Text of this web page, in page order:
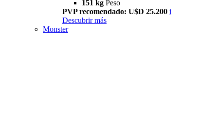
151 kg Peso
PVP recomendado: U$D 25.200 i
Descubrir más
Monster